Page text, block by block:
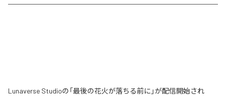
Lunaverse Studioの「最後の花火が落ちる前に」が配信開始され